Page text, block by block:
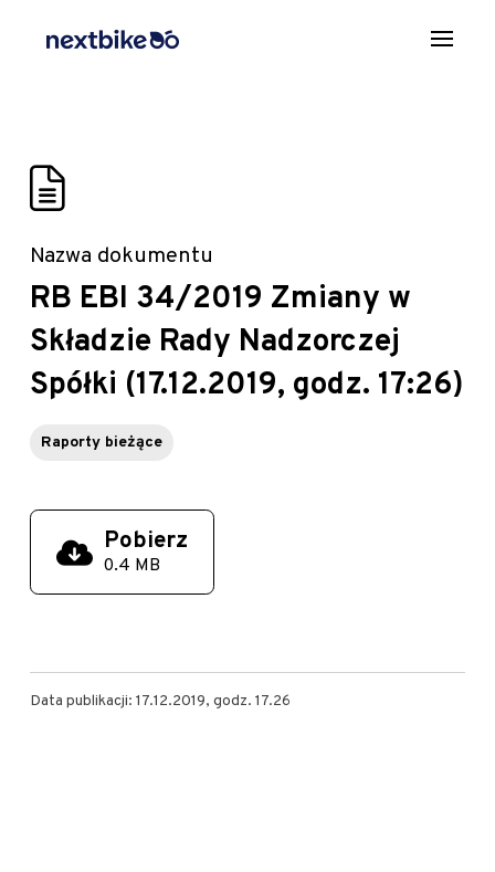
Nazwa dokumentu
RB EBI 34/2019 Zmiany w
Składzie Rady Nadzorczej
Spółki (17.12.2019, godz. 17:26)
Raporty bieżące
Pobierz
0.4 MB
Data publikacji: 17.12.2019, godz. 17.26